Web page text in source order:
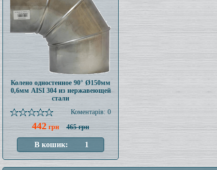
Колено одностенное 90° Ø150мм
0,6мм AISI 304 из нержавеющей
стали
Коментарів: 0
442 грн 465 грн